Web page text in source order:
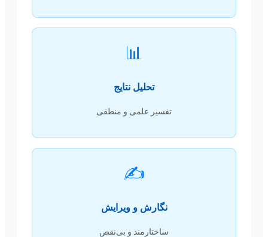
📊
تحلیل نتایج
تفسیر علمی و منطقی
✍️
نگارش و ویرایش
ساختارمند و بی‌نقص